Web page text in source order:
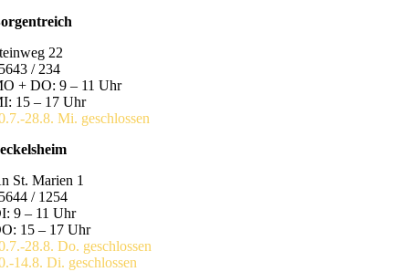
22
/ 234
+ DO: 9 – 11 Uhr
15 – 17 Uhr
28.8. Mi. geschlossen
St. Marien 1
/ 1254
9 – 11 Uhr
15 – 17 Uhr
28.8. Do. geschlossen
14.8. Di. geschlossen